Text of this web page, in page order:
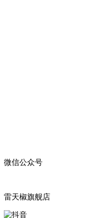
微信公众号
雷天椒旗舰店